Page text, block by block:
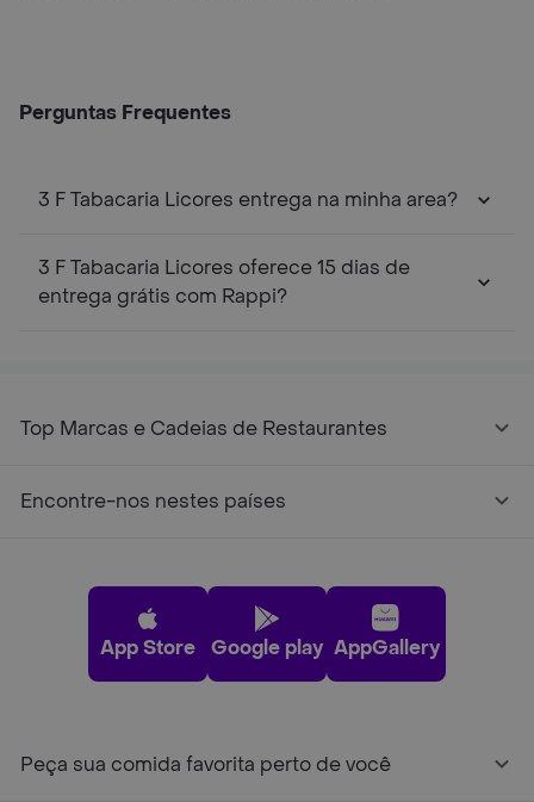
Perguntas Frequentes
3 F Tabacaria Licores entrega na minha area?
3 F Tabacaria Licores oferece 15 dias de
entrega grátis com Rappi?
Top Marcas e Cadeias de Restaurantes
Encontre-nos nestes países
App Store Google play AppGallery
Peça sua comida favorita perto de você